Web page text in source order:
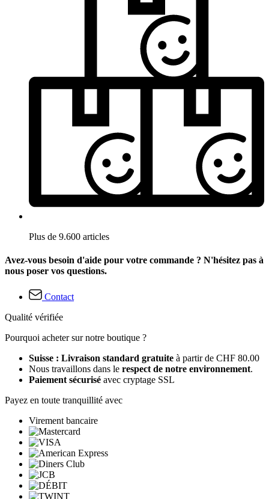
Plus de 9.600 articles
Avez-vous besoin d'aide pour votre commande ? N'hésitez pas à
nous poser vos questions.
Contact
Qualité vérifiée
Pourquoi acheter sur notre boutique ?
Suisse : Livraison standard gratuite à partir de CHF 80.00
Nous travaillons dans le respect de notre environnement.
Paiement sécurisé avec cryptage SSL
Payez en toute tranquillité avec
Virement bancaire